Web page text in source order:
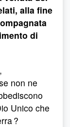
alla fine
di
non ne
Unico che
?